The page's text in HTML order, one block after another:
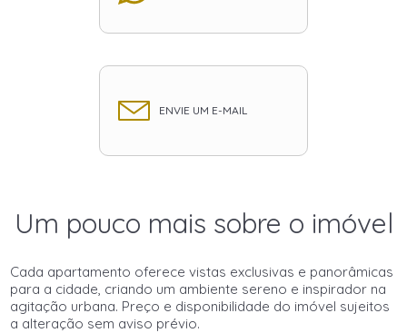
ENVIE UM E-MAIL
Um pouco mais sobre o imóvel
Cada apartamento oferece vistas exclusivas e panorâmicas
para a cidade, criando um ambiente sereno e inspirador na
agitação urbana. Preço e disponibilidade do imóvel sujeitos
a alteração sem aviso prévio.